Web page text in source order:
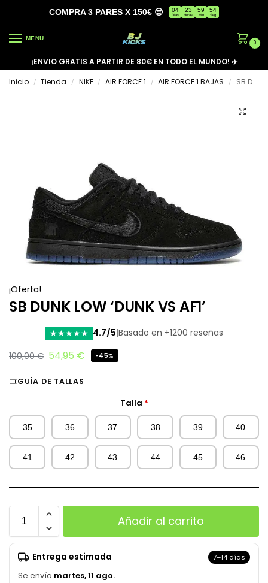
COMPRA 3 PARES X 150€ 😎 04
Días
23
Horas
59
Min
53
Seg
MENU
0
¡ENVIO GRATIS A PARTIR DE 80€ EN TODO EL MUNDO! ✈️
Inicio
/ Tienda / NIKE / AIR FORCE 1 / AIR FORCE 1 BAJAS / SB DUNK LOW ‘DUNK VS AF1’
¡Oferta!
SB DUNK LOW ‘DUNK VS AF1’
★★★★★ 4.7/5|Basado en +1200 reseñas
100,00€ 54,95 € -45%
GUÍA DE TALLAS
Talla *
35 36 37 38 39 40
41 42 43 44 45 46
Añadir al carrito
Entrega estimada 7–14 días
Se envía martes, 11 ago.